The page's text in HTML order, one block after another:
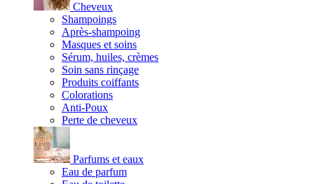
Cheveux
Shampoings
Après-shampoing
Masques et soins
Sérum, huiles, crèmes
Soin sans rinçage
Produits coiffants
Colorations
Anti-Poux
Perte de cheveux
Parfums et eaux
Eau de parfum